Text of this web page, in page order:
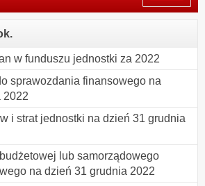
w funduszu jednostki za 2022
sprawozdania finansowego na
2022
i strat jednostki na dzień 31 grudnia
lub samorządowego
na dzień 31 grudnia 2022